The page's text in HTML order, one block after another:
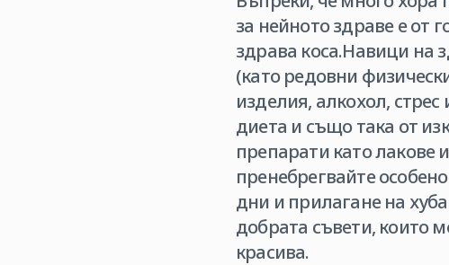
за нейното здраве е от
здрава коса.Навици на
(като редовни
изделия, алкохол,
диета и също така от
препарати като лакове
пренебрегвайте
дни и прилагане на
добрата съвети, които
красива.